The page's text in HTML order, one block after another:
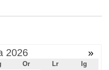
2026 »
Or Lr
Ig